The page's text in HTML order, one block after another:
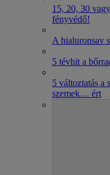
15, 20, 30
fényvédő!
A hialuronsav
5 tévhit a
5 változtatás a
szemek… ért